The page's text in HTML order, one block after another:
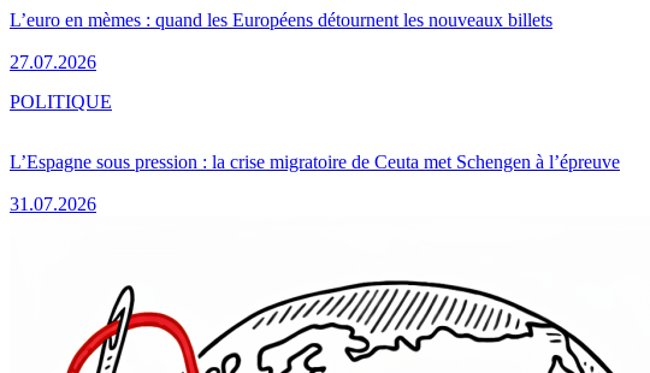
L’euro en mèmes : quand les Européens détournent les nouveaux billets
27.07.2026
L’Espagne sous pression : la crise migratoire de Ceuta met Schengen à l’épreuve
31.07.2026
POLITIQUE